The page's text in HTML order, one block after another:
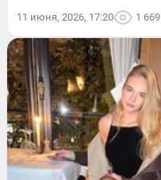
11 июня, 2026, 17:20 1 669